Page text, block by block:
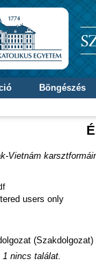
Böngészés
Vietnám
users only
(Szakdolgozat)
1 nincs találat.